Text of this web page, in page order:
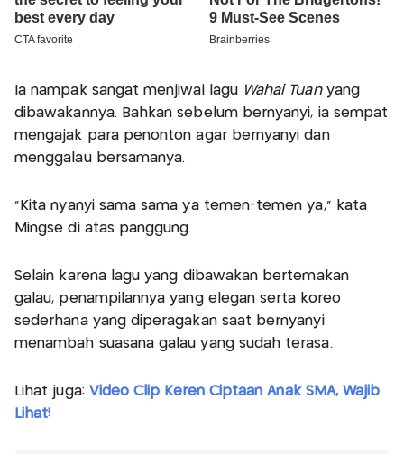
Ia nampak sangat menjiwai lagu Wahai Tuanyang
dibawakannya. Bahkan sebelum bernyanyi, ia sempat
mengajak para penonton agar bernyanyi dan
menggalau bersamanya.
“Kita nyanyi sama sama ya temen-temen ya,” kata
Mingse di atas panggung.
Selain karena lagu yang dibawakan bertemakan
galau, penampilannya yang elegan serta koreo
sederhana yang diperagakan saat bernyanyi
menambah suasana galau yang sudah terasa.
Lihat juga: Video Clip Keren Ciptaan Anak SMA, Wajib
Lihat!